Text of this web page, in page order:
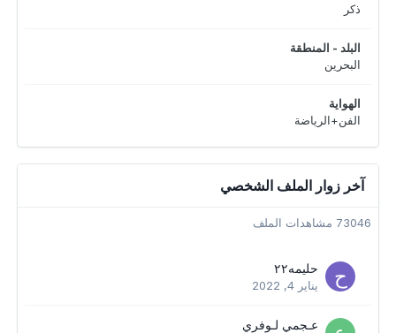
ذكر
البلد - المنطقة
البحرين
الهواية
الفن+الرياضة
آخر زوار الملف الشخصي
73046 مشاهدات الملف
حليمه٢٢
يناير 4, 2022
عـجمي لـوفري